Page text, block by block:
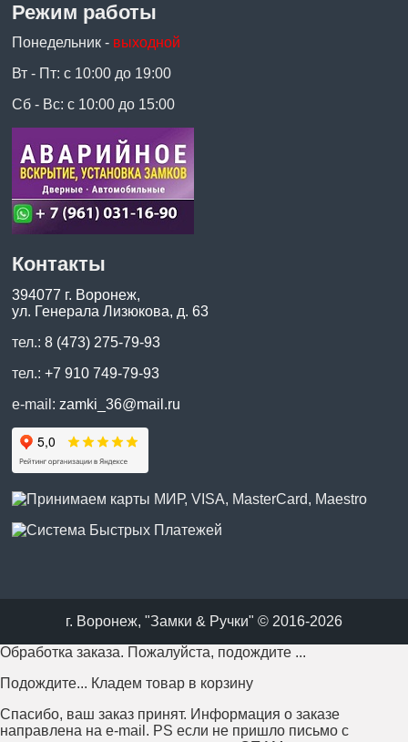
Режим работы
Понедельник - выходной
Вт - Пт: с 10:00 до 19:00
Сб - Вс: с 10:00 до 15:00
Контакты
394077 г. Воронеж,
ул. Генерала Лизюкова, д. 63
тел.:8 (473) 275-79-93
тел.:+7 910 749-79-93
e-mail: zamki_36@mail.ru
г. Воронеж, "Замки & Ручки" © 2016-2026
Обработка заказа. Пожалуйста, подождите ...
Подождите... Кладем товар в корзину
Спасибо, ваш заказ принят. Информация о заказе
направлена на e-mail. PS если не пришло письмо с